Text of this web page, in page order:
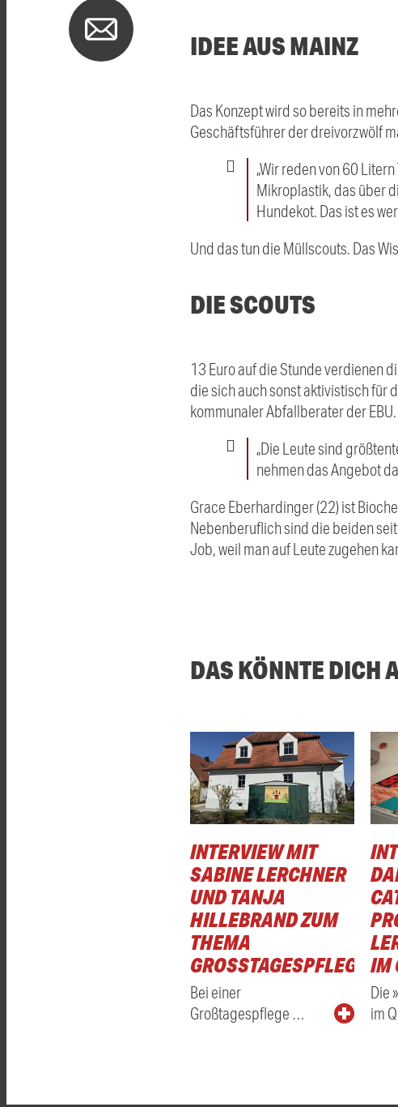
IDEE AUS MAINZ
Das Konzept wird so bereits in
Geschäftsführer der dreivorzwölf
„Wir reden von 60
Mikroplastik, das über
Hundekot. Das ist es
Und das tun die Müllscouts. Das
DIE SCOUTS
13 Euro auf die Stunde verdienen
die sich auch sonst aktivistisch für
kommunaler Abfallberater der EBU.
„Die Leute sind
nehmen das Angebot
Grace Eberhardinger (22) ist
Nebenberuflich sind die beiden
Job, weil man auf Leute zugehen
DAS KÖNNTE DICH
INTERVIEW MIT
SABINE LERCHNER
UND TANJA
HILLEBRAND ZUM
THEMA
GROSSTAGESPFLEGE
Bei einer
Großtagespflege …
IM
Die
im